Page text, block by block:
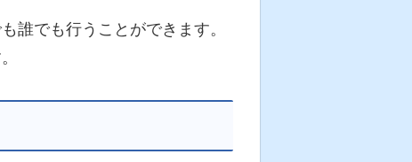
誰でも行うことができます。